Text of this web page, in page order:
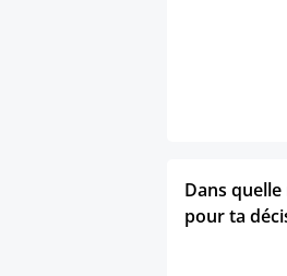
Dans
pour ta